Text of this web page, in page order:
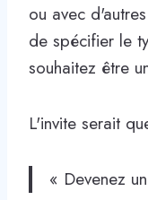
ou avec
de spécifier le
souhaitez être
L'invite serait
« Devenez